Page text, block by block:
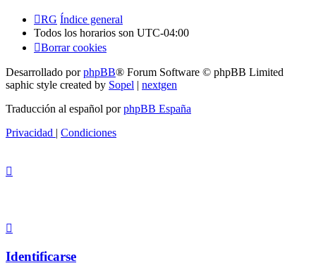
RG Índice general
Todos los horarios son UTC-04:00
Borrar cookies
Desarrollado porphpBB® Forum Software © phpBB Limited
saphic style created by Sopel | nextgen
Traducción al español porphpBB España
Privacidad | Condiciones
Identificarse